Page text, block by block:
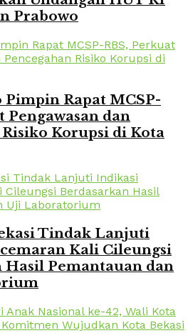
Prabowo
Rapat MCSP-
Pengawasan dan
Korupsi di Kota
Tindak Lanjuti
Kali Cileungsi
Hasil Pemantauan dan